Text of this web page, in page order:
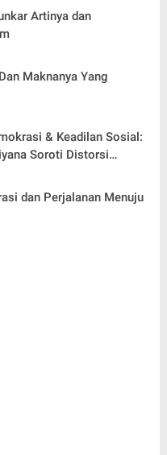
Artinya dan
Maknanya Yang
& Keadilan Sosial:
Soroti Distorsi
Main Hakim Sendiri
dan Perjalanan Menuju